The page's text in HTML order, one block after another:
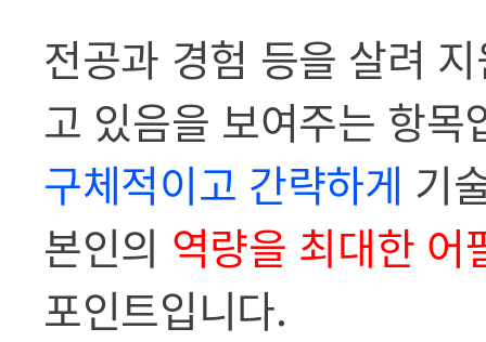
전공과 경험 등을 살려
고 있음을 보여주는 항목
구체적이고 간략하게 기
본인의 역량을 최대한 어
포인트입니다.